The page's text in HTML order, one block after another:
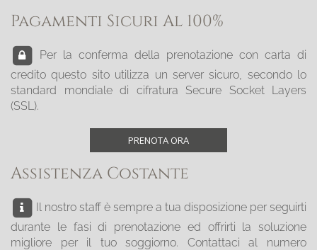
Pagamenti Sicuri Al 100%
Per la conferma della prenotazione con carta di
credito questo sito utilizza un server sicuro, secondo lo
standard mondiale di cifratura Secure Socket Layers
(SSL).
PRENOTA ORA
Assistenza Costante
Il nostro staff è sempre a tua disposizione per seguirti
durante le fasi di prenotazione ed offrirti la soluzione
migliore per il tuo soggiorno. Contattaci al numero